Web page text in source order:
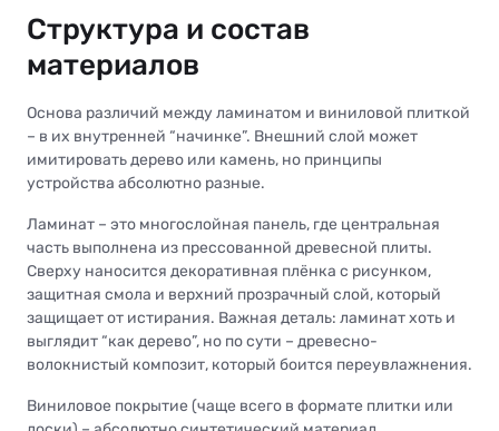
Структура и состав
материалов
Основа различий между ламинатом и виниловой плиткой
– в их внутренней “начинке”. Внешний слой может
имитировать дерево или камень, но принципы
устройства абсолютно разные.
Ламинат – это многослойная панель, где центральная
часть выполнена из прессованной древесной плиты.
Сверху наносится декоративная плёнка с рисунком,
защитная смола и верхний прозрачный слой, который
защищает от истирания. Важная деталь: ламинат хоть и
выглядит “как дерево”, но по сути – древесно-
волокнистый композит, который боится переувлажнения.
Виниловое покрытие (чаще всего в формате плитки или